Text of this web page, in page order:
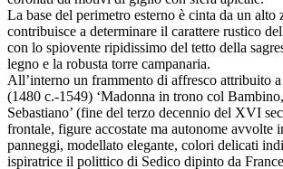
La base del perimetro esterno è cinta da un alto
contribuisce a determinare il carattere rustico
con lo spiovente ripidissimo del tetto della
legno e la robusta torre campanaria.
All’interno un frammento di affresco attribuito
(1480 c.-1549) ‘Madonna in trono col
Sebastiano’ (fine del terzo decennio del XVI
frontale, figure accostate ma autonome avvolte
panneggi, modellato elegante, colori delicati
ispiratrice il polittico di Sedico dipinto da